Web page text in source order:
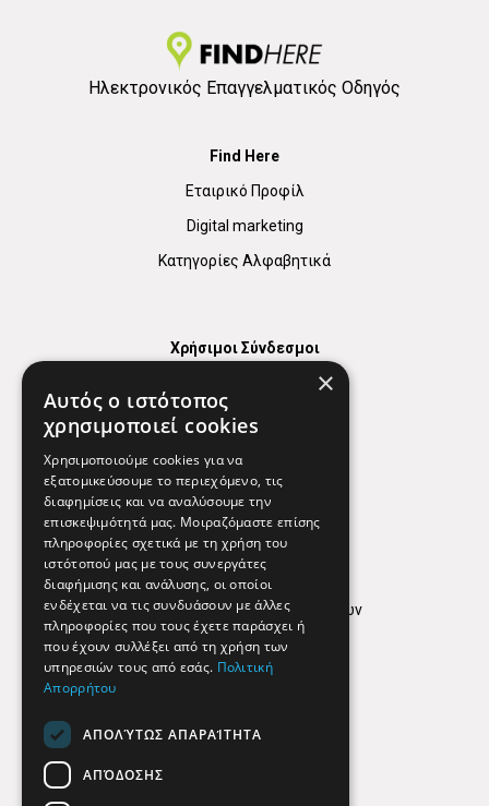
Ηλεκτρονικός Επαγγελματικός Οδηγός
Find Here
Εταιρικό Προφίλ
Digital marketing
Κατηγορίες Αλφαβητικά
Χρήσιμοι Σύνδεσμοι
Χρήσιμα Τηλέφωνα
Εφημερεύοντα Φαρμακεία
Απόρρητο
Όροι Χρήσης
Πολιτική προστασίας δεδομένων
Findhere
Social Media
×
Αυτός ο ιστότοπος
χρησιμοποιεί cookies
Χρησιμοποιούμε cookies για να
εξατομικεύσουμε το περιεχόμενο, τις
διαφημίσεις και να αναλύσουμε την
επισκεψιμότητά μας. Μοιραζόμαστε επίσης
πληροφορίες σχετικά με τη χρήση του
ιστότοπού μας με τους συνεργάτες
διαφήμισης και ανάλυσης, οι οποίοι
ενδέχεται να τις συνδυάσουν με άλλες
πληροφορίες που τους έχετε παράσχει ή
που έχουν συλλέξει από τη χρήση των
υπηρεσιών τους από εσάς. Πολιτική
Απορρήτου
ΑΠΟΛΎΤΩΣ ΑΠΑΡΑΊΤΗΤΑ
ΑΠΌΔΟΣΗΣ